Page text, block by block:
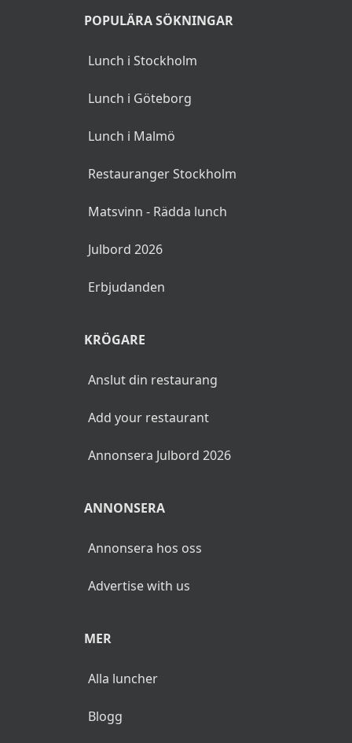
POPULÄRA SÖKNINGAR
Lunch i Stockholm
Lunch i Göteborg
Lunch i Malmö
Restauranger Stockholm
Matsvinn - Rädda lunch
Julbord 2026
Erbjudanden
KRÖGARE
Anslut din restaurang
Add your restaurant
Annonsera Julbord 2026
ANNONSERA
Annonsera hos oss
Advertise with us
MER
Alla luncher
Blogg